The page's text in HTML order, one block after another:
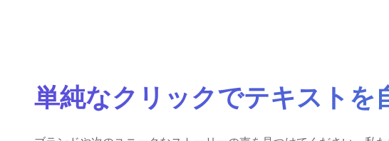
単純なクリックでテキストを